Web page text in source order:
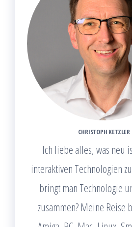
CHRISTOPH KETZLER
Ich liebe alles, was neu
interaktiven Technologien
bringt man Technologie
zusammen? Meine Reise